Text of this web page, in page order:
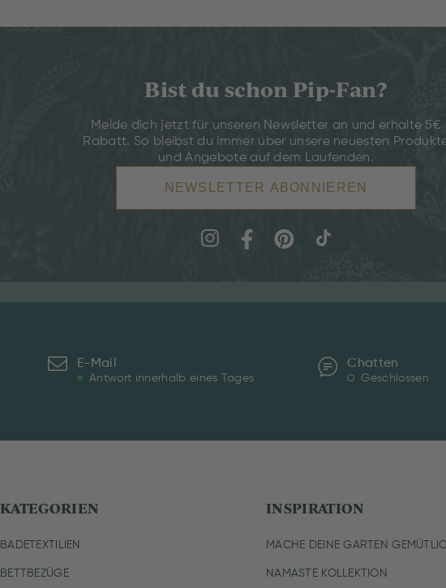
Bist du schon Pip-Fan?
Melde dich jetzt für unseren Newsletter an und erhalte 5€
Rabatt. So bleibst du immer über unsere neuesten
und Angebote auf dem Laufenden.
NEWSLETTER ABONNIEREN
E-Mail
Antwort innerhalb eines Tages
Chatten
Geschlossen
KATEGORIEN
BADETEXTILIEN
BETTBEZÜGE
INSPIRATION
MACHE DEINE GARTEN
NAMASTE KOLLEKTION